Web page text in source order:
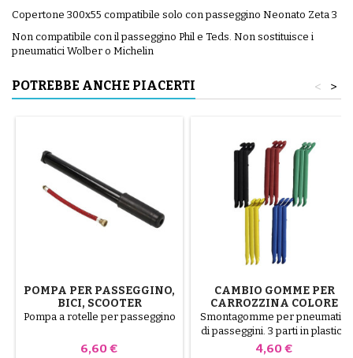
Copertone 300x55 compatibile solo con passeggino Neonato Zeta 3
Non compatibile con il passeggino Phil e Teds. Non sostituisce i
pneumatici Wolber o Michelin
POTREBBE ANCHE PIACERTI >
<
POMPA PER PASSEGGINO,
BICI, SCOOTER
Pompa a rotelle per passeggino
Prezzo
6,60 €
CAMBIO GOMME PER
CARROZZINA COLORE
CASUALE 1 CONFEZIONE
DA 3 PEZZI
Smontagomme per pneumatici
di passeggini. 3 parti in plastica
di alta qualità, colori casuali,
Prezzo
4,60 €